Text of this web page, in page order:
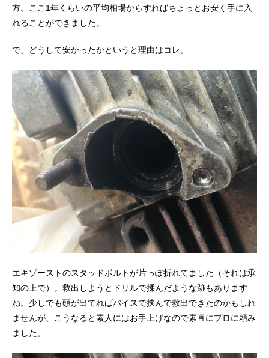
方。ここ1年くらいの平均相場からすればちょっとお安く手に入
れることができました。
で、どうして安かったかというと理由はコレ。
エキゾーストのスタッドボルトが片っぽ折れてました（それは承
知の上で）。救出しようとドリルで揉んだような跡もあります
ね。少しでも頭が出てればバイスで挟んで救出できたのかもしれ
ませんが、こうなると素人にはお手上げなので素直にプロに頼み
ました。